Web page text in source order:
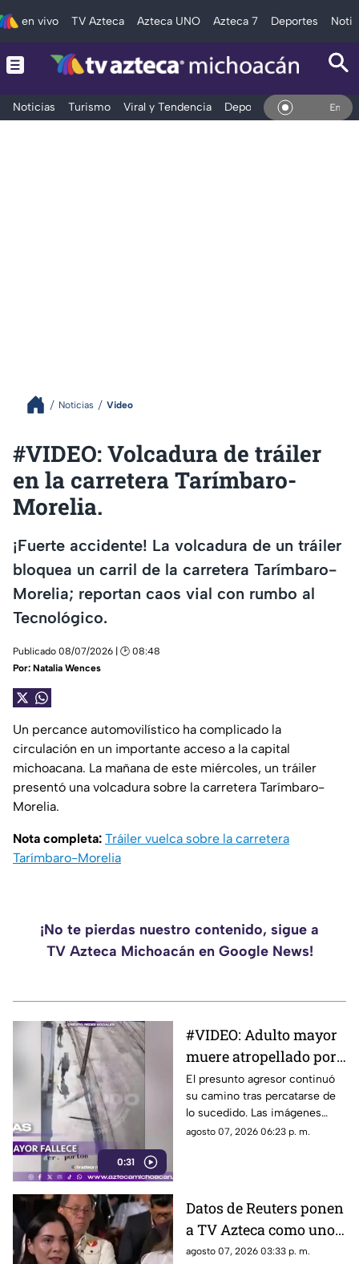
en vivo TV Azteca Azteca UNO Azteca 7 Deportes
Noticias Turismo Viral y Tendencia Deportes Espectáculos
En Vivo
Noticias Video
#VIDEO: Volcadura de tráiler
en la carretera Tarímbaro-
Morelia.
¡Fuerte accidente! La volcadura de un tráiler
bloquea un carril de la carretera Tarímbaro-
Morelia; reportan caos vial con rumbo al
Tecnológico.
Publicado 08/07/2026 | 🕑 08:48
Por: Natalia Wences
Un percance automovilístico ha complicado la
circulación en un importante acceso a la capital
michoacana. La mañana de este miércoles, un tráiler
presentó una volcadura sobre la carretera Tarímbaro-
Morelia.
Nota completa: Tráiler vuelca sobre la carretera
Tarímbaro-Morelia
¡No te pierdas nuestro contenido, sigue a
TV Azteca Michoacán en Google News!
0:31
#VIDEO: Adulto mayor
muere atropellado por
tráiler tras ser
empujado.
El presunto agresor continuó
su camino tras percatarse de
lo sucedido. Las imágenes
causaron indignación en redes
agosto 07, 2026 06:23 p. m.
Datos de Reuters ponen
a TV Azteca como uno
de los medios con
agosto 07, 2026 03:33 p. m.